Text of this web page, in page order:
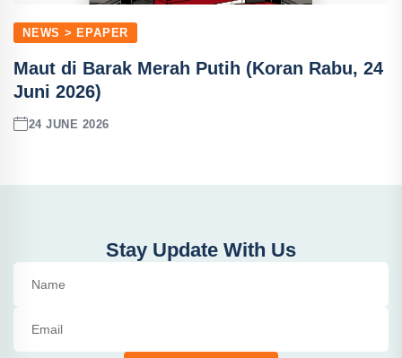
NEWS > EPAPER
Maut di Barak Merah Putih (Koran Rabu, 24
Juni 2026)
24 JUNE 2026
Stay Update With Us